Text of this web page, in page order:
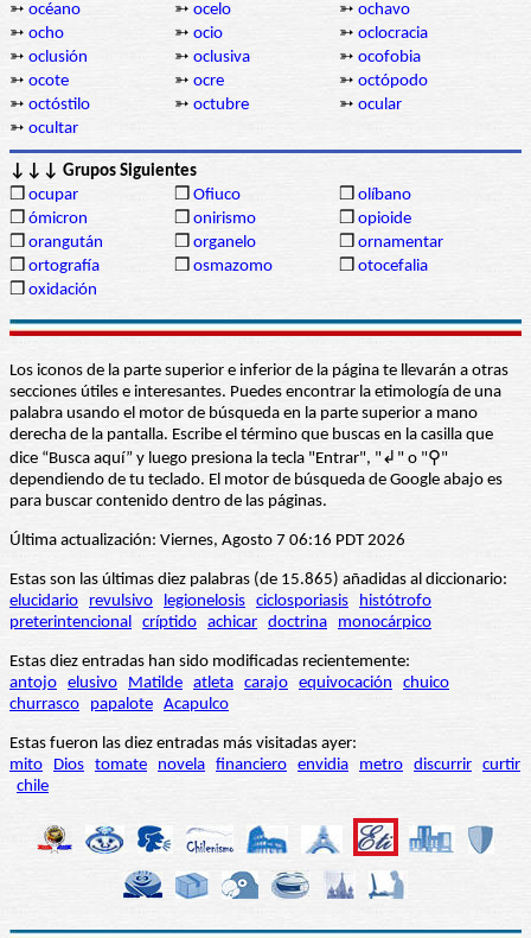
➳ océano ➳ ocelo ➳ ochavo
➳ ocho ➳ ocio ➳ oclocracia
➳ oclusión ➳ oclusiva ➳ ocofobia
➳ ocote ➳ ocre ➳ octópodo
➳ octóstilo ➳ octubre ➳ ocular
➳ ocultar
↓↓↓ Grupos Siguientes
❒ ocupar ❒ Ofiuco ❒ olíbano
❒ ómicron ❒ onirismo ❒ opioide
❒ orangután ❒ organelo ❒ ornamentar
❒ ortografía ❒ osmazomo ❒ otocefalia
❒ oxidación
Los iconos de la parte superior e inferior de la página te llevarán a otras
secciones útiles e interesantes. Puedes encontrar la etimología de una
palabra usando el motor de búsqueda en la parte superior a mano
derecha de la pantalla. Escribe el término que buscas en la casilla que
dice “Busca aquí” y luego presiona la tecla "Entrar", "↲" o "⚲"
dependiendo de tu teclado. El motor de búsqueda de Google abajo es
para buscar contenido dentro de las páginas.
Última actualización: Viernes, Agosto 7 06:16 PDT 2026
Estas son las últimas diez palabras (de 15.865) añadidas al diccionario:
elucidario
revulsivo legionelosis ciclosporiasis
histótrofo
preterintencional críptido achicar doctrina monocárpico
Estas diez entradas han sido modificadas recientemente:
antojo elusivo Matilde atleta carajo equivocación
chuico
churrasco
papalote Acapulco
Estas fueron las diez entradas más visitadas ayer:
mito
Dios tomate novela financiero envidia metro discurrir curtir
chile